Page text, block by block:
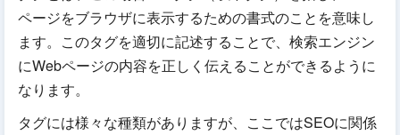
ページをブラウザに表示するための書式のことを意味し
ます。このタグを適切に記述することで、検索エンジン
にWebページの内容を正しく伝えることができるように
なります。
タグには様々な種類がありますが、ここではSEOに関係